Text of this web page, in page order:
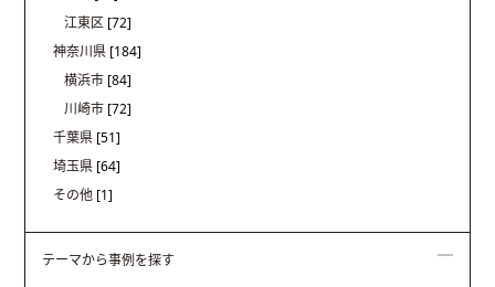
江東区 [72]
神奈川県 [184]
横浜市 [84]
川崎市 [72]
千葉県 [51]
埼玉県 [64]
その他 [1]
テーマから事例を探す